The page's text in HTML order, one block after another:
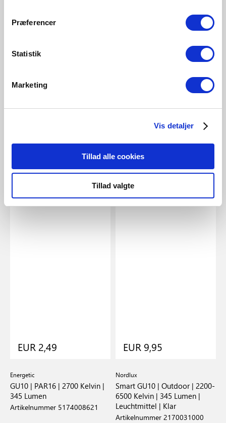
Præferencer
Statistik
Marketing
Vis detaljer
Tillad alle cookies
Tillad valgte
EUR 2,49
Energetic
GU10 | PAR16 | 2700 Kelvin |
345 Lumen
Artikelnummer 5174008621
EUR 9,95
Nordlux
Smart GU10 | Outdoor | 2200-
6500 Kelvin | 345 Lumen |
Leuchtmittel | Klar
Artikelnummer 2170031000